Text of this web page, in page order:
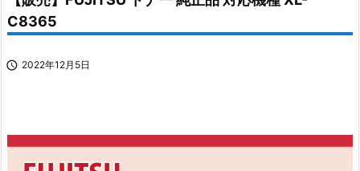
C8365
 2022年12月5日